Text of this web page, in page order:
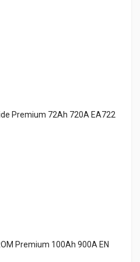
Premium 72Ah 720A EA722
Premium 100Ah 900A EN